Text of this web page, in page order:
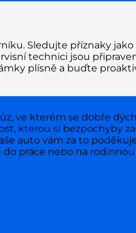
Sledujte příznaky
technici jsou
plísně a buďte
ve kterém se dobře
kterou si bezpochyby
auto vám za to
práce nebo na